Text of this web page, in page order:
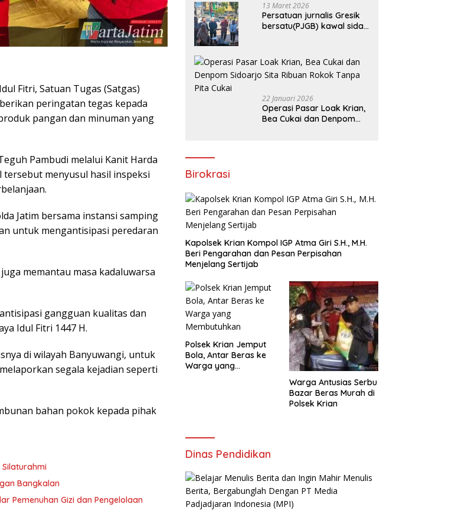
Fitri, Satuan Tugas (Satgas)
peringatan tegas kepada
pangan dan minuman yang
Pambudi melalui Kanit Harda
tersebut menyusul hasil inspeksi
Jatim bersama instansi samping
untuk mengantisipasi peredaran
memantau masa kadaluwarsa
gangguan kualitas dan
Idul Fitri 1447 H.
di wilayah Banyuwangi, untuk
segala kejadian seperti
bahan pokok kepada pihak
Bangkalan
Pemenuhan Gizi dan Pengelolaan
13 Maret 2026
Persatuan jurnalis Gresik
bersatu(PJGB) kawal sidak
atas nama Molyo Cipto
amin
22 Januari 2026
Operasi Pasar Loak Krian,
Bea Cukai dan Denpom
Birokrasi
Kapolsek Krian Kompol IGP Atma Giri S.H., M.H.
Beri Pengarahan dan Pesan Perpisahan
Menjelang Sertijab
Polsek Krian Jemput
Bola, Antar Beras ke
Warga yang
Warga Antusias Serbu
Bazar Beras Murah di
Polsek Krian
Dinas Pendidikan